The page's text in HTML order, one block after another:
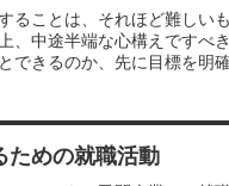
ることは、それほど難しい
、中途半端な心構えですべ
できるのか、先に目標を明
ための就職活動